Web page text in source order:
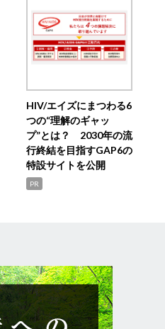
HIV/エイズにまつわる6
つの“理解のギャッ
プ”とは？ 2030年の流
行終結を目指すGAP6の
特設サイトを公開
PR